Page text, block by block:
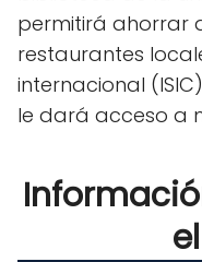
permitirá ahorrar
restaurantes
internacional
le dará acceso a